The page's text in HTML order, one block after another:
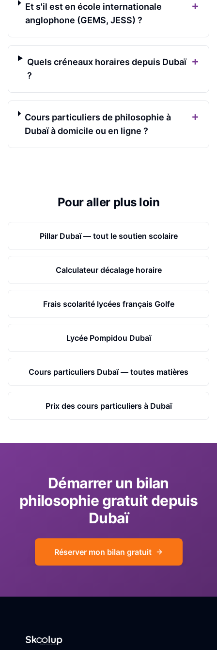
Et s'il est en école internationale
anglophone (GEMS, JESS) ?
+
Quels créneaux horaires depuis Dubaï
?
+
Cours particuliers de philosophie à
Dubaï à domicile ou en ligne ?
+
Pour aller plus loin
Pillar Dubaï — tout le soutien scolaire
Calculateur décalage horaire
Frais scolarité lycées français Golfe
Lycée Pompidou Dubaï
Cours particuliers Dubaï — toutes matières
Prix des cours particuliers à Dubaï
Démarrer un bilan
philosophie gratuit depuis
Dubaï
Réserver mon bilan gratuit